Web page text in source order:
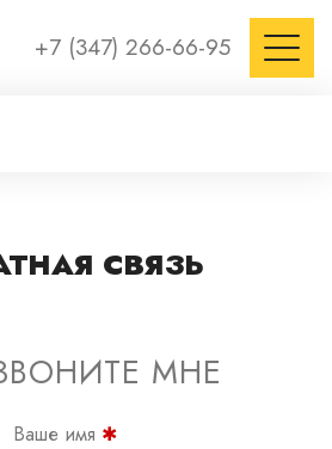
+7 (347) 266-66-95
СВЯЗЬ
МНЕ
Ваше имя ✱